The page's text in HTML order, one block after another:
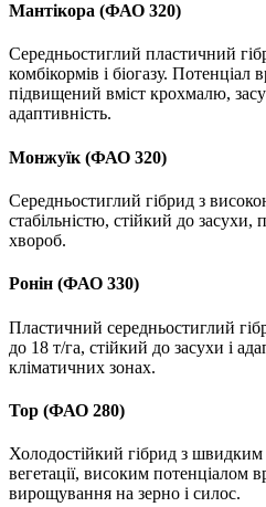
Мантікора (ФАО 320)
Середньостиглий пластичний
комбікормів і біогазу. Потенціал
підвищений вміст крохмалю,
адаптивність.
Монжуїк (ФАО 320)
Середньостиглий гібрид з
стабільністю, стійкий до засухи,
хвороб.
Ронін (ФАО 330)
Пластичний середньостиглий
до 18 т/га, стійкий до засухи і
кліматичних зонах.
Тор (ФАО 280)
Холодостійкий гібрид з
вегетації, високим потенціалом
вирощування на зерно і силос.